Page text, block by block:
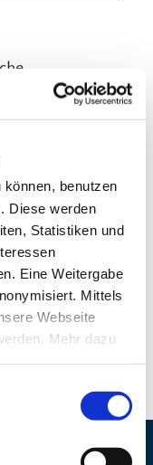
benutzen
Diese werden
Statistiken und
Eine Weitergabe
Mittels
Webseite
Mehr dazu
.
Bergbahn
Seilbahn